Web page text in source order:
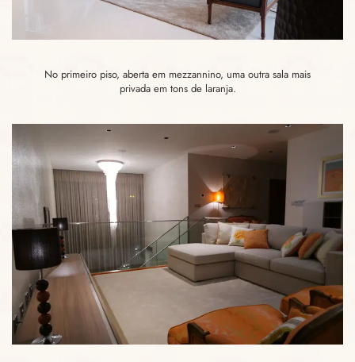
No primeiro piso, aberta em mezzannino, uma outra sala mais
privada em tons de laranja.